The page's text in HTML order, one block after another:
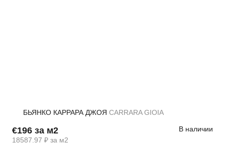
БЬЯНКО КАРРАРА ДЖОЯ CARRARA GIOIA
€196 за м2
18587.97 ₽ за м2
В наличии